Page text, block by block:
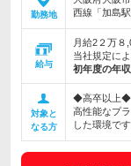
勤務地
西線「加島
給与
月給2２万８
当社規定に
初年度の年収
対象と
なる方
◆高卒以上◆
高性能なプ
した環境です